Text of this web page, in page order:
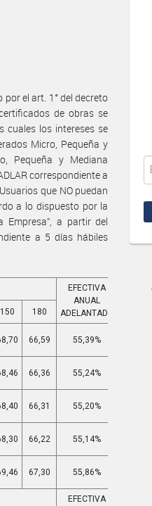
el art. 1° del decreto
de obras se
cuales los intereses se
Micro, Pequeña y
Pequeña y Mediana
correspondiente a
que NO puedan
a lo dispuesto por la
Empresa”, a partir del
a 5 días hábiles
EFECTIVA
ANUAL
ADELANTADA
150 180
66,59 55,39%
66,36 55,24%
66,31 55,20%
66,22 55,14%
67,30 55,86%
EFECTIVA